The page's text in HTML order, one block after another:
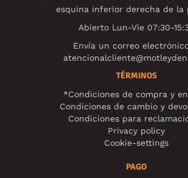
esquina inferior derecha de la
Abierto Lun-Vie 07:30-
Envía un correo
TÉRMINOS
*Condiciones de compra y
Condiciones de cambio y
Condiciones para
Privacy policy
Cookie-settings
PAGO